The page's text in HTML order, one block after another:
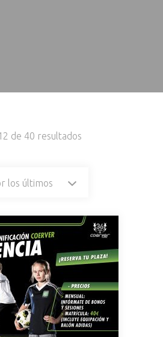
de 40 resultados
últimos
los últimos